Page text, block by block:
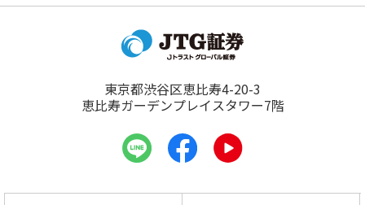
東京都渋谷区恵比寿4-20-3
恵比寿ガーデンプレイスタワー7階